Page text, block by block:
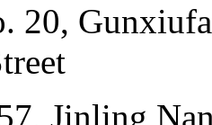
20,
Jinling